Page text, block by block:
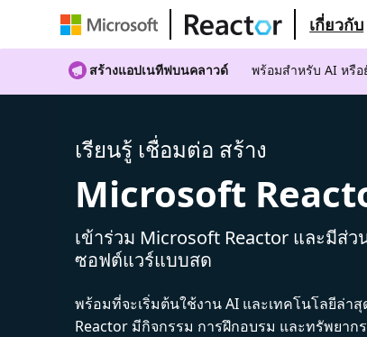
เกี่ยวกับ
สร้างแอปเนทีฟบนคลาวด์ พร้อมสําหรับ AI หรื
เรียนรู้ เชื่อมต่อ สร้าง
Microsoft
เข้าร่วม Microsoft Reactor และมีส่
ซอฟต์แวร์แบบสด
พร้อมที่จะเริ่มต้นใช้งาน AI และเทคโนโลยีล่า
Reactor มีกิจกรรม การฝึกอบรม และทรัพยาก